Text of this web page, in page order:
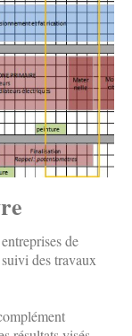
de
des travaux